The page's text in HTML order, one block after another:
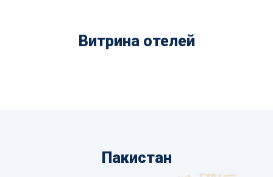
Витрина отелей
Пакистан